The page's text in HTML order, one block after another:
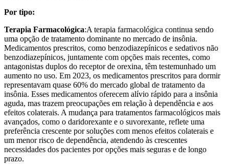
Por tipo:
Terapia Farmacológica:A terapia farmacológica continua sendo
uma opção de tratamento dominante no mercado de insônia.
Medicamentos prescritos, como benzodiazepínicos e sedativos não
benzodiazepínicos, juntamente com opções mais recentes, como
antagonistas duplos do receptor de orexina, têm testemunhado um
aumento no uso. Em 2023, os medicamentos prescritos para dormir
representavam quase 60% do mercado global de tratamento da
insônia. Esses medicamentos oferecem alívio rápido para a insônia
aguda, mas trazem preocupações em relação à dependência e aos
efeitos colaterais. A mudança para tratamentos farmacológicos mais
avançados, como o daridorexante e o suvorexante, reflete uma
preferência crescente por soluções com menos efeitos colaterais e
um menor risco de dependência, atendendo às crescentes
necessidades dos pacientes por opções mais seguras e de longo
prazo.